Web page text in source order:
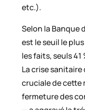
etc.).
Selon la Banque
est le seuil le
les faits, seuls
La crise sanitaire
cruciale de cette
fermeture des